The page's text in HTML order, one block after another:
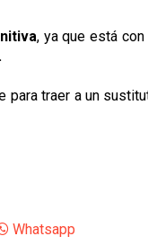
, ya que está
para traer a un
Whatsapp